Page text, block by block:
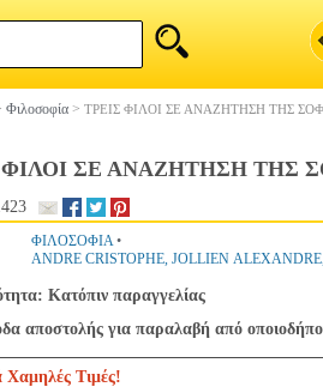
Φιλοσοφία > ΤΡΕΙΣ ΦΙΛΟΙ ΣΕ ΑΝΑΖΗΤΗΣΗ ΤΗΣ
ΦΙΛΟΙ ΣΕ ΑΝΑΖΗΤΗΣΗ ΤΗΣ
ΦΙΛΟΣΟΦΙΑ•
ANDRE CRISTOPHE, JOLLIEN
Κατόπιν παραγγελίας
αποστολής για παραλαβή από
Χαμηλές Τιμές!